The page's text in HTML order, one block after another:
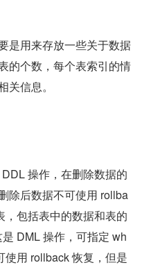
是用来存放一些关于数据
的个数，每个表索引的情
信息。
操作，在删除数据的
除后数据不可使用 rollba
包括表中的数据和表的
DML 操作，可指定 wh
用 rollback 恢复，但是